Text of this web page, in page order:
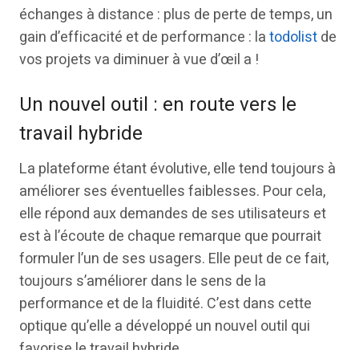
échanges à distance : plus de perte de temps, un
gain d’efficacité et de performance : latodolistde
vos projets va diminuer à vue d’œil a !
Un nouvel outil : en route vers le
travail hybride
La plateforme étant évolutive, elle tend toujours à
améliorer ses éventuelles faiblesses. Pour cela,
elle répond aux demandes de ses utilisateurs et
est à l’écoute de chaque remarque que pourrait
formuler l’un de ses usagers. Elle peut de ce fait,
toujours s’améliorer dans le sens de la
performance et de la fluidité. C’est dans cette
optique qu’elle a développé un nouvel outil qui